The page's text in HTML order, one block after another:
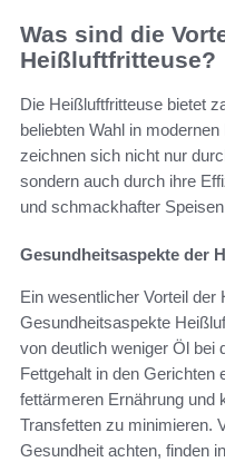
Was sind die
Heißluftfritteuse?
Die Heißluftfritteuse bietet
beliebten Wahl in
zeichnen sich nicht nur
sondern auch durch ihre
und schmackhafter
Gesundheitsaspekte der
Ein wesentlicher Vorteil
Gesundheitsaspekte
von deutlich weniger Öl bei
Fettgehalt in den Gerichten
fettärmeren Ernährung und
Transfetten zu minimieren.
Gesundheit achten, finden